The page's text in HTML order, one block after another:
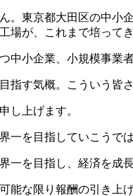
。東京都大田区の中小
場が、これまで培って
中小企業、小規模事業
指す気概。こういう皆
し上げます。
一を目指していこうでは
一を目指し、経済を成
能な限り報酬の引き上